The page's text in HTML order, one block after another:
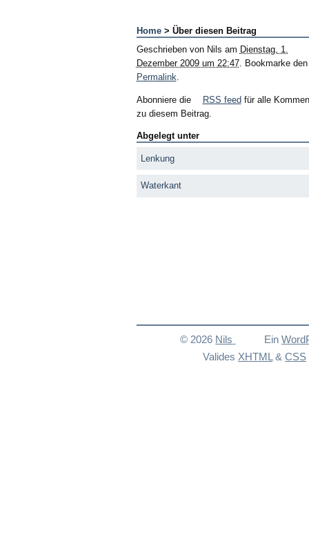
Home> Über diesen Beitrag
Geschrieben von Nils am Dienstag, 1.
Dezember 2009 um 22:47. Bookmarke den
Permalink
Abonniere die RSS feed für alle
zu diesem Beitrag.
Abgelegt unter
Lenkung
Waterkant
© 2026 Nils Ein
Valides XHTML &CSS